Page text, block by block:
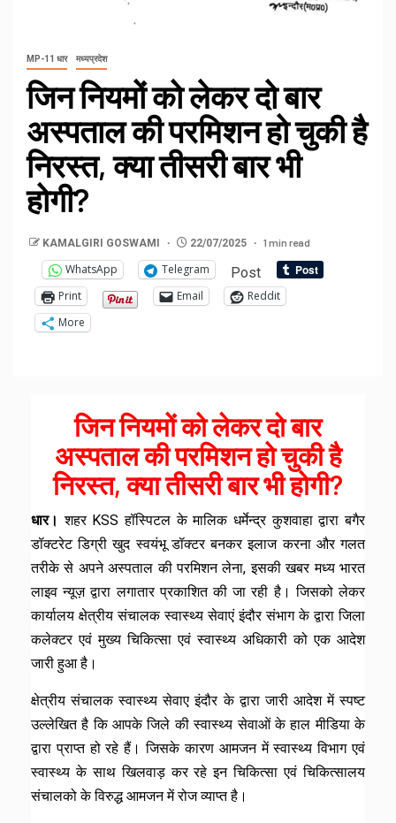
MP-11 धार मध्यप्रदेश
जिन नियमों को लेकर दो बार
अस्पताल की परमिशन हो चुकी है
निरस्त, क्या तीसरी बार भी
होगी?
KAMALGIRI GOSWAMI 22/07/2025 1 min read
WhatsApp Telegram Post
Print Email
Reddit
More
जिन नियमों को लेकर दो बार
अस्पताल की परमिशन हो चुकी है
निरस्त, क्या तीसरी बार भी होगी?
धार। शहर KSS हॉस्पिटल के मालिक धर्मेन्द्र कुशवाहा द्वारा बगैर
डॉक्टरेट डिग्री खुद स्वयंभू डॉक्टर बनकर इलाज करना और गलत
तरीके से अपने अस्पताल की परमिशन लेना, इसकी खबर मध्य भारत
लाइव न्यूज़ द्वारा लगातार प्रकाशित की जा रही है। जिसको लेकर
कार्यालय क्षेत्रीय संचालक स्वास्थ्य सेवाएं इंदौर संभाग के द्वारा जिला
कलेक्टर एवं मुख्य चिकित्सा एवं स्वास्थ्य अधिकारी को एक आदेश
जारी हुआ है।
क्षेत्रीय संचालक स्वास्थ्य सेवाए इंदौर के द्वारा जारी आदेश में स्पष्ट
उल्लेखित है कि आपके जिले की स्वास्थ्य सेवाओं के हाल मीडिया के
द्वारा प्राप्त हो रहे हैं। जिसके कारण आमजन में स्वास्थ्य विभाग एवं
स्वास्थ्य के साथ खिलवाड़ कर रहे इन चिकित्सा एवं चिकित्सालय
संचालको के विरुद्ध आमजन में रोज व्याप्त है।